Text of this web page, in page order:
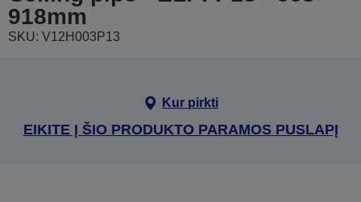
918mm
SKU: V12H003P13
Kur pirkti
EIKITE Į ŠIO PRODUKTO PARAMOS PUSLAPĮ